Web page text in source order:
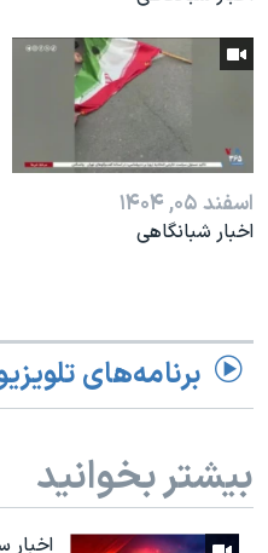
اسفند ۰۵, ۱۴۰۴
اخبار شبانگاهی
برنامه‌های
بیشتر بخوانید
اخبار